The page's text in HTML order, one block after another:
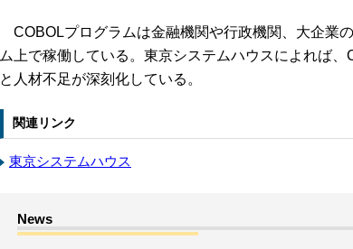
COBOLプログラムは金融機関や行政機関、大企業
ム上で稼働している。東京システムハウスによれば
と人材不足が深刻化している。
関連リンク
東京システムハウス